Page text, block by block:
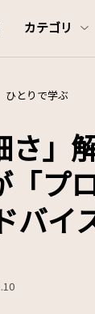
カテゴリ
ひとりで学ぶ
さ
プ
バイ